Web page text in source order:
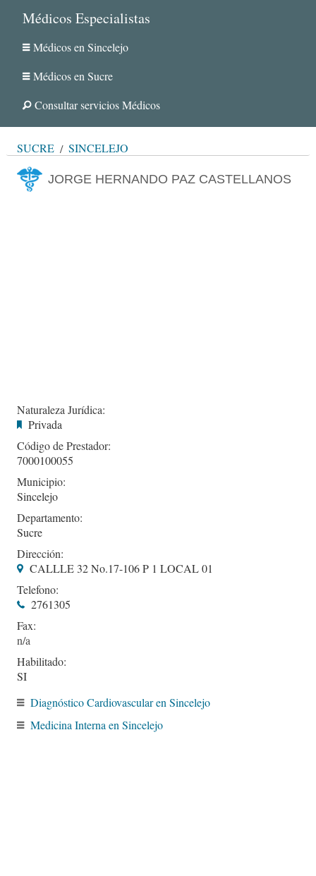
Médicos Especialistas
Médicos en Sincelejo
Médicos en Sucre
Consultar servicios Médicos
SUCRE SINCELEJO
JORGE HERNANDO PAZ CASTELLANOS
Naturaleza Jurídica:
Privada
Código de Prestador:
7000100055
Municipio:
Sincelejo
Departamento:
Sucre
Dirección:
CALLLE 32 No.17-106 P 1 LOCAL 01
Telefono:
2761305
Fax:
Habilitado:
SI
Diagnóstico Cardiovascular en Sincelejo
Medicina Interna en Sincelejo